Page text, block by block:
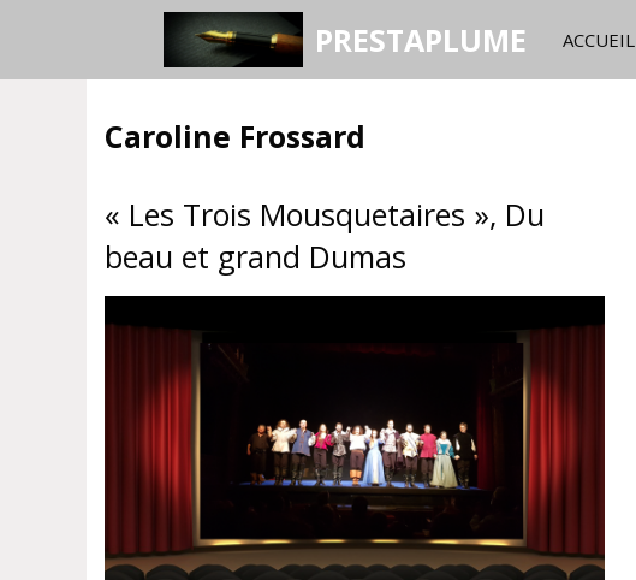
PRESTAPLUME ACCUEIL
Caroline Frossard
« Les Trois Mousquetaires », Du
beau et grand Dumas